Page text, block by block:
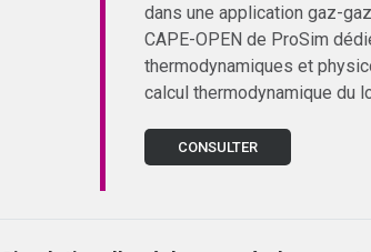
dans une application gaz-
CAPE-OPEN de ProSim
thermodynamiques et
calcul thermodynamique du
CONSULTER